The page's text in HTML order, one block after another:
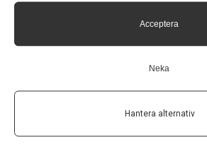
Acceptera
Neka
Hantera alternativ
Stroke kan komma att orsaka nära